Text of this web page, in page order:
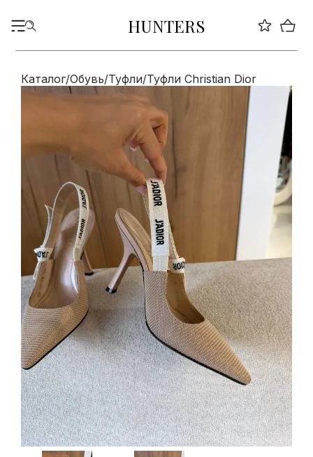
HUNTERS
Каталог/Обувь/Туфли/Туфли Christian Dior